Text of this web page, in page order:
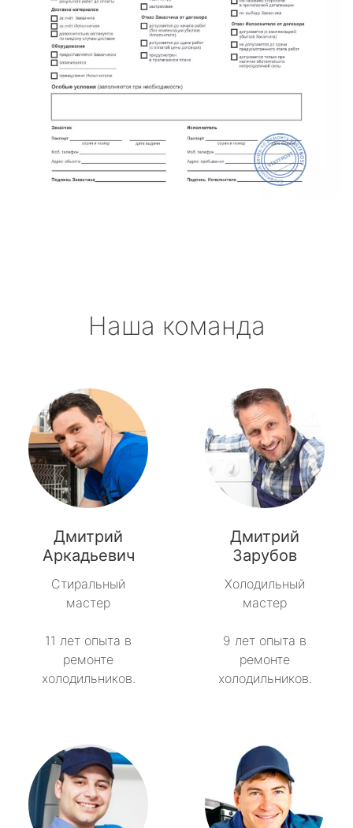
Наша команда
Дмитрий
Аркадьевич
Стиральный
мастер
11 лет опыта в
ремонте
холодильников.
Дмитрий
Зарубов
Холодильный
мастер
9 лет опыта в
ремонте
холодильников.